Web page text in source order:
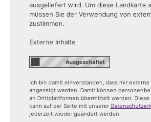
ausgeliefert wird. Um diese Landkarte
müssen Sie der Verwendung von
zustimmen.
Externe Inhalte
Ich bin damit einverstanden, dass mir externe
angezeigt werden. Damit können
an Drittplattformen übermittelt werden. Diese
kann auf der Seite mit unserer
jederzeit wieder geändert werden.